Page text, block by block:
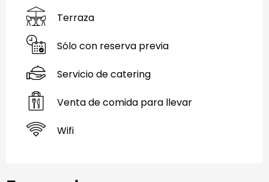
Terraza
Sólo con reserva previa
Servicio de catering
Venta de comida para llevar
Wifi